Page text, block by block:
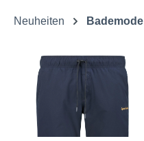
Neuheiten Bademode